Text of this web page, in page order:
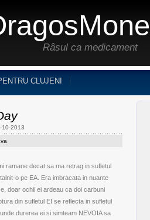
Râsul ca medicament
CLUJENI
10-2013
ramane decat sa ma retrag in sufletul
o pe EA. Era imbracata in nuante
doar ochii ei ardeau ca doi carbuni
din sufletul EI se reflecta in sufletul
durerea ei si simteam NEVOIA sa